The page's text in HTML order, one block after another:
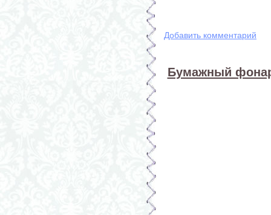
Добавить комментарий
Бумажный